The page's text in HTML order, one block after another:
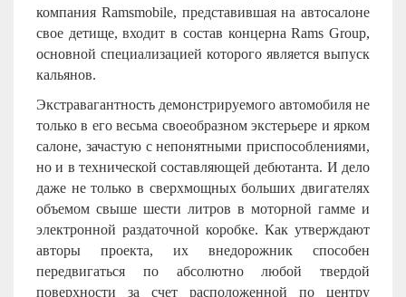
компания Ramsmobile, представившая на автосалоне
свое детище, входит в состав концерна Rams Group,
основной специализацией которого является выпуск
кальянов.
Экстравагантность демонстрируемого автомобиля не
только в его весьма своеобразном экстерьере и ярком
салоне, зачастую с непонятными приспособлениями,
но и в технической составляющей дебютанта. И дело
даже не только в сверхмощных больших двигателях
объемом свыше шести литров в моторной гамме и
электронной раздаточной коробке. Как утверждают
авторы проекта, их внедорожник способен
передвигаться по абсолютно любой твердой
поверхности за счет расположенной по центру